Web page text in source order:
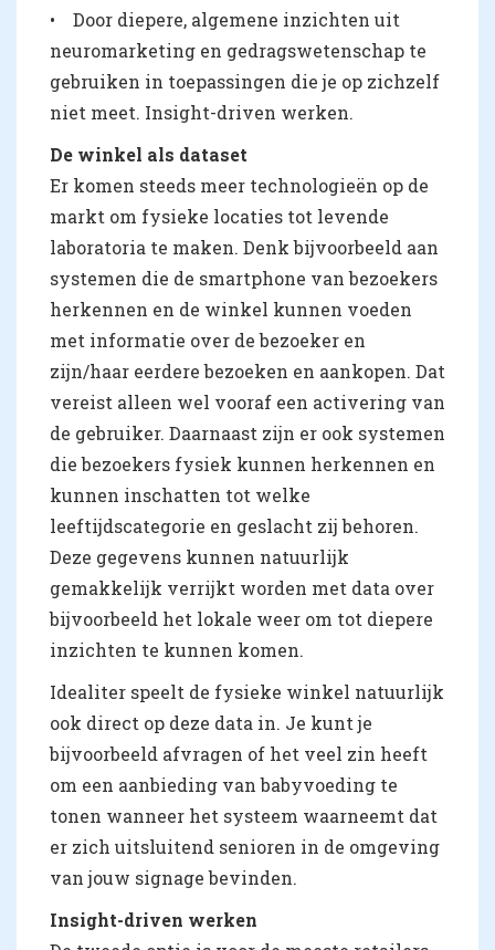
• Door diepere, algemene inzichten uit
neuromarketing en gedragswetenschap te
gebruiken in toepassingen die je op zichzelf
niet meet. Insight-driven werken.
De winkel als dataset
Er komen steeds meer technologieën op de
markt om fysieke locaties tot levende
laboratoria te maken. Denk bijvoorbeeld aan
systemen die de smartphone van bezoekers
herkennen en de winkel kunnen voeden
met informatie over de bezoeker en
zijn/haar eerdere bezoeken en aankopen. Dat
vereist alleen wel vooraf een activering van
de gebruiker. Daarnaast zijn er ook systemen
die bezoekers fysiek kunnen herkennen en
kunnen inschatten tot welke
leeftijdscategorie en geslacht zij behoren.
Deze gegevens kunnen natuurlijk
gemakkelijk verrijkt worden met data over
bijvoorbeeld het lokale weer om tot diepere
inzichten te kunnen komen.
Idealiter speelt de fysieke winkel natuurlijk
ook direct op deze data in. Je kunt je
bijvoorbeeld afvragen of het veel zin heeft
om een aanbieding van babyvoeding te
tonen wanneer het systeem waarneemt dat
er zich uitsluitend senioren in de omgeving
van jouw signage bevinden.
Insight-driven werken